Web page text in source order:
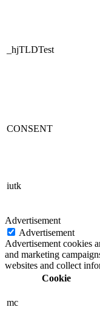
_hjTLDTest
CONSENT
iutk
Advertisement
Advertisement
Advertisement cookies
and marketing
websites and collect
Cookie
mc